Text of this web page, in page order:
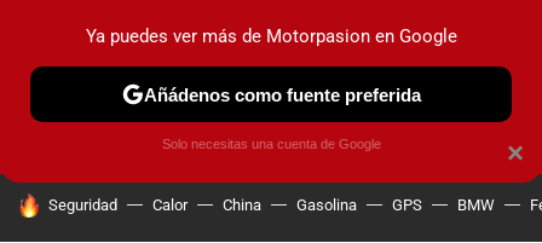
PRUEBAS COCHES ELÉCTRICOS OBSERVATORIO
HOY SE HABLA DE
Seguridad Calor China Gasolina GPS BMW
×
Ya puedes ver más de Motorpasion en Google
Añádenos como fuente preferida
Solo necesitas una cuenta de Google